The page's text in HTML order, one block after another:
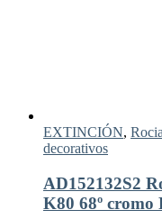
EXTINCIÓN,
decorativos
AD152132S2
K80 68º cromo